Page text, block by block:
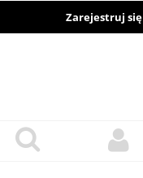
Zarejestruj się